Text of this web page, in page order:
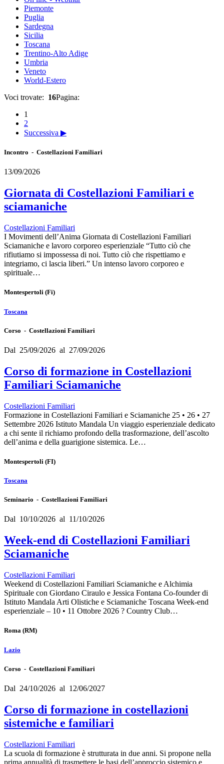
Piemonte
Puglia
Sardegna
Sicilia
Toscana
Trentino-Alto Adige
Umbria
Veneto
World-Estero
Voci trovate: 16Pagina:
1
2
Successiva ▶
Incontro - Costellazioni Familiari
13/09/2026
Giornata di Costellazioni Familiari e
sciamaniche
Costellazioni Familiari
I Movimenti dell’Anima Giornata di Costellazioni Familiari
Sciamaniche e lavoro corporeo esperienziale “Tutto ciò che
rifiutiamo si impossessa di noi. Tutto ciò che rispettiamo e
integriamo, ci lascia liberi.” Un intenso lavoro corporeo e
spirituale…
Montespertoli (Fi)
Toscana
Corso - Costellazioni Familiari
Dal 25/09/2026 al 27/09/2026
Corso di formazione in Costellazioni
Familiari Sciamaniche
Costellazioni Familiari
Formazione in Costellazioni Familiari e Sciamaniche 25 • 26 • 27
Settembre 2026 Istituto Mandala Un viaggio esperienziale dedicato
a chi sente il richiamo profondo della trasformazione, dell’ascolto
dell’anima e della guarigione sistemica. Le…
Montespertoli (FI)
Toscana
Seminario - Costellazioni Familiari
Dal 10/10/2026 al 11/10/2026
Week-end di Costellazioni Familiari
Sciamaniche
Costellazioni Familiari
Weekend di Costellazioni Familiari Sciamaniche e Alchimia
Spirituale con Giordano Ciraulo e Jessica Fontana Co-founder di
Istituto Mandala Arti Olistiche e Sciamaniche Toscana Week-end
esperienziale – 10 • 11 Ottobre 2026 ? Country Club…
Roma (RM)
Lazio
Corso - Costellazioni Familiari
Dal 24/10/2026 al 12/06/2027
Corso di formazione in costellazioni
sistemiche e familiari
Costellazioni Familiari
La scuola di formazione è strutturata in due anni. Si propone nella
prima annualità di trasmettere le basi dell’approccio sistemico e